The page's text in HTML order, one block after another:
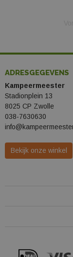
ADRESGEGEVENS
Kampeermeester
Stadionplein 13
8025 CP Zwolle
038-7630630
Bekijk onze winkel